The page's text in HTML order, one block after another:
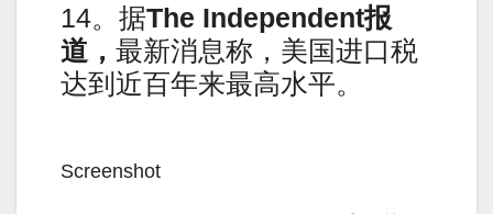
14。据The Independent报
道， 最新消息称，美国进口税
达到近百年来最高水平。
Screenshot